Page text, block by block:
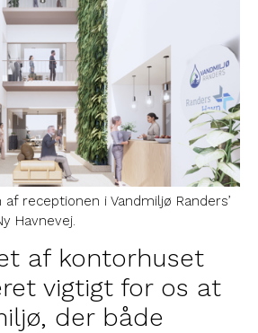
receptionen i Vandmiljø Randers’
Havnevej.
af kontorhuset
vigtigt for os at
der både